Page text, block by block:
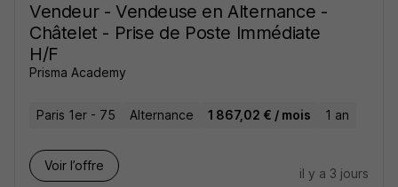
Vendeur - Vendeuse en Alternance -
Châtelet - Prise de Poste Immédiate
H/F
Prisma Academy
Paris 1er - 75 Alternance 1 867,02 € / mois 1 an
Voir l’offre
il y a 3 jours